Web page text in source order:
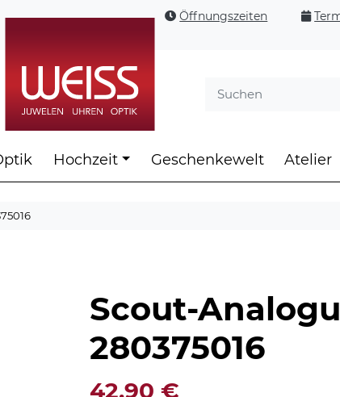
Öffnungszeiten
Hochzeit Geschenkewelt Atelier
Scout-
280375016
42,90 €